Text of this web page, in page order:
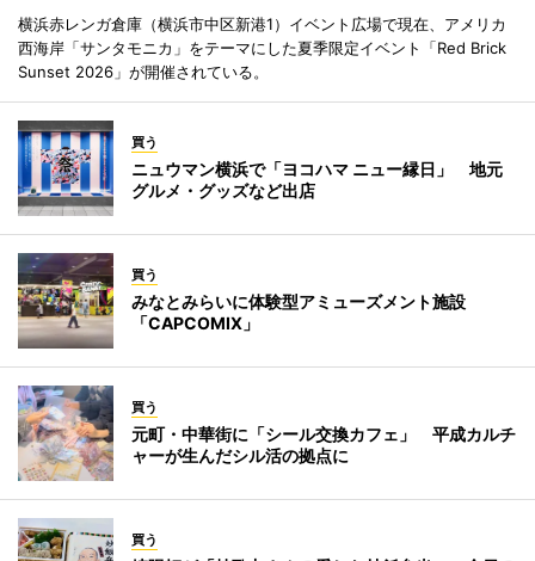
横浜赤レンガ倉庫（横浜市中区新港1）イベント広場で現在、アメリカ
西海岸「サンタモニカ」をテーマにした夏季限定イベント「Red Brick
Sunset 2026」が開催されている。
買う
ニュウマン横浜で「ヨコハマ ニュー縁日」 地元
グルメ・グッズなど出店
買う
みなとみらいに体験型アミューズメント施設
「CAPCOMIX」
買う
元町・中華街に「シール交換カフェ」 平成カルチ
ャーが生んだシル活の拠点に
買う